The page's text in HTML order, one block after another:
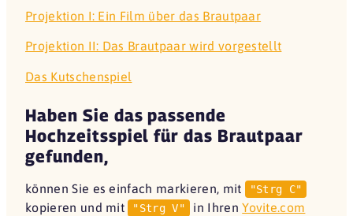
Projektion I: Ein Film über das Brautpaar
Projektion II: Das Brautpaar wird vorgestellt
Das Kutschenspiel
Haben Sie das passende
Hochzeitsspiel für das Brautpaar
gefunden,
können Sie es einfach markieren, mit "Strg C"
kopieren und mit "Strg V" in IhrenYovite.com